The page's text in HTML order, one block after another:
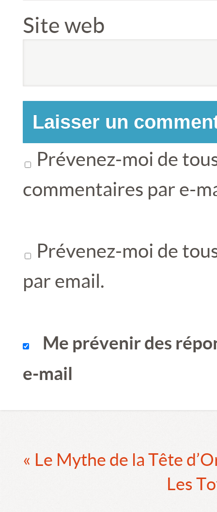
Site web
Prévenez-moi de
commentaires par e-
Prévenez-moi de
par email.
Me prévenir des
e-mail
« Le Mythe de la Tête
Les